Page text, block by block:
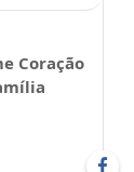
Coração